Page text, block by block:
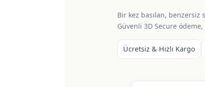
Bir kez basılan, benzersiz
Güvenli 3D Secure
Ücretsiz & Hızlı Kargo